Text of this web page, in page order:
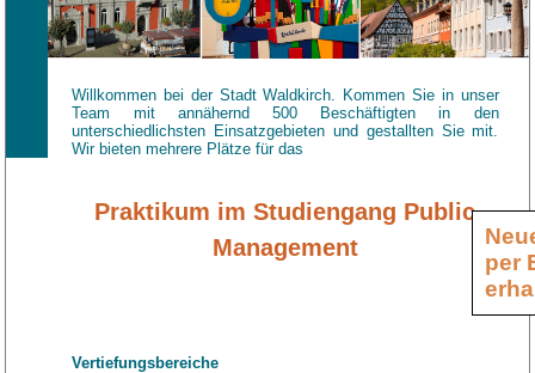
Willkommen bei der Stadt Waldkirch. Kommen Sie in unser
Team mit annähernd 500 Beschäftigten in den
unterschiedlichsten Einsatzgebieten und gestallten Sie mit.
Wir bieten mehrere Plätze für das
Praktikum im Studiengang Public
Management
Vertiefungsbereiche
per